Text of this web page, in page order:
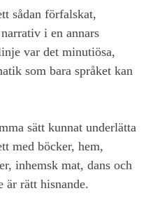
sådan förfalskat,
i en annars
var det minutiösa,
som bara språket kan
sätt kunnat underlätta
med böcker, hem,
inhemsk mat, dans och
är rätt hisnande.